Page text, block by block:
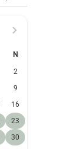
N
2
9
16
23
30